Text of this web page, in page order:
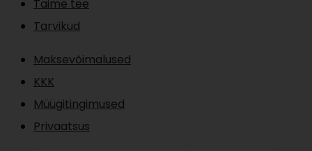
Taime tee
Tarvikud
Maksevõimalused
KKK
Müügitingimused
Privaatsus